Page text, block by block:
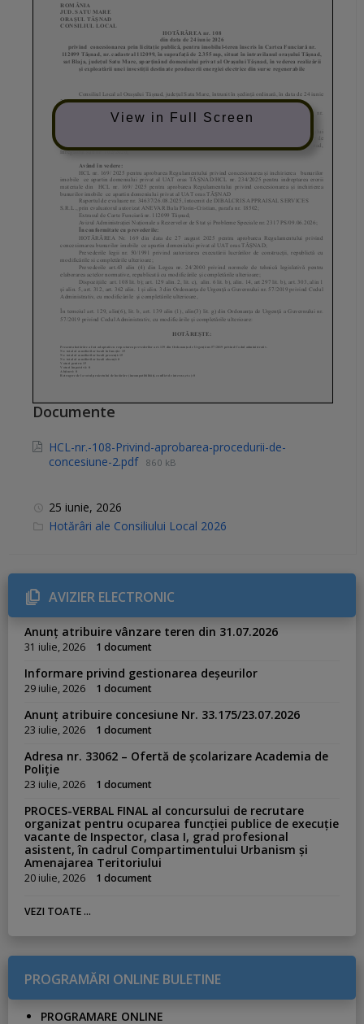
View in Full Screen
Documente
HCL-nr.-108-Privind-aprobarea-procedurii-de-
concesiune-2.pdf 860 kB
25 iunie, 2026
C
r
i
e
s
Hotărâri ale Consiliului Local 2026
AVIZIER ELECTRONIC
Anunț atribuire vânzare teren din 31.07.2026
31 iulie, 2026 1 document
Informare privind gestionarea deșeurilor
29 iulie, 2026 1 document
Anunț atribuire concesiune Nr. 33.175/23.07.2026
23 iulie, 2026 1 document
Adresa nr. 33062 – Ofertă de școlarizare Academia de
Poliție
23 iulie, 2026 1 document
PROCES-VERBAL FINAL al concursului de recrutare
organizat pentru ocuparea funcției publice de execuție
vacante de Inspector, clasa I, grad profesional
asistent, în cadrul Compartimentului Urbanism și
Amenajarea Teritoriului
20 iulie, 2026 1 document
VEZI TOATE ...
PROGRAMĂRI ONLINE BULETINE
PROGRAMARE ONLINE